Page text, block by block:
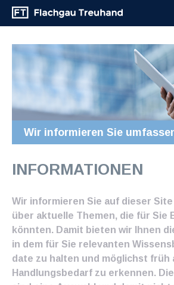
Wir informieren Sie
INFORMATIONEN
Wir informieren Sie auf dieser
über aktuelle Themen, die für Sie
könnten. Damit bieten wir Ihnen
in dem für Sie relevanten
date zu halten und möglichst früh
Handlungsbedarf zu erkennen.